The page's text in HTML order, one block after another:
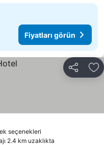
Fiyatları görün
Paylaş
seçenekleri
2.4 km uzaklıkta